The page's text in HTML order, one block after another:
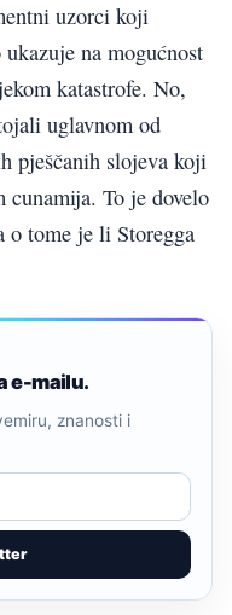
uzorci koji
na mogućnost
katastrofe. No,
uglavnom od
pješčanih slojeva koji
cunamija. To je dovelo
o tome je li Storegga
e-mailu.
znanosti i